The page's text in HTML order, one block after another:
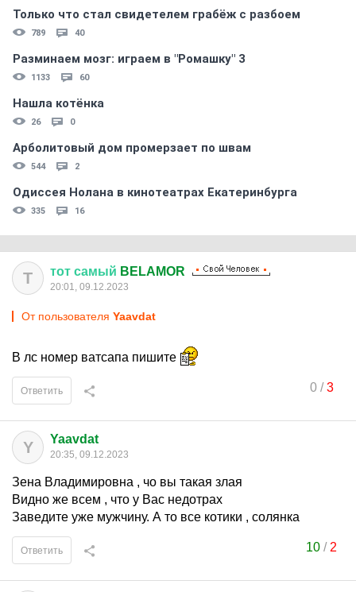
Только что стал свидетелем грабёж с разбоем
789 40
Разминаем мозг: играем в "Ромашку" 3
1133 60
Нашла котёнка
26 0
Арболитовый дом промерзает по швам
544 2
Одиссея Нолана в кинотеатрах Екатеринбурга
335 16
Т тот самый BELAMOR
20:01, 09.12.2023
От пользователя Yaavdat
В лс номер ватсапа пишите
0/3
Ответить
Y Yaavdat
20:35, 09.12.2023
Зена Владимировна , чо вы такая злая
Видно же всем , что у Вас недотрах
Заведите уже мужчину. А то все котики , солянка
10 / 2
Ответить